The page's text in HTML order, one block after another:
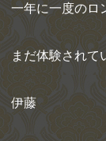
一年に一度の
まだ体験されて
伊藤